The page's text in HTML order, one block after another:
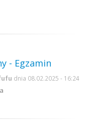
- Egzamin
dnia 08.02.2025 - 16:24